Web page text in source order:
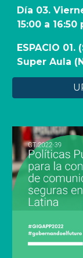
Día 03.
15:00 a 16:50
ESPACIO
Super Aula